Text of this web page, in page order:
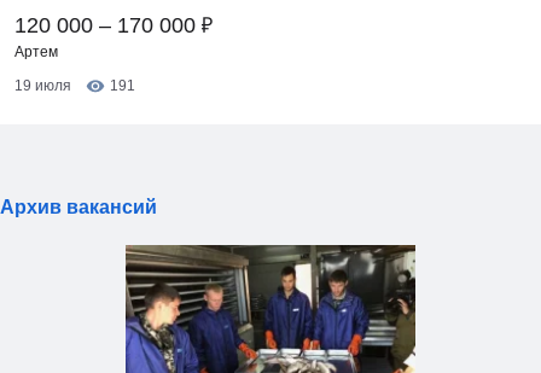
120 000 – 170 000 ₽
Артем
19 июля
191
Архив вакансий